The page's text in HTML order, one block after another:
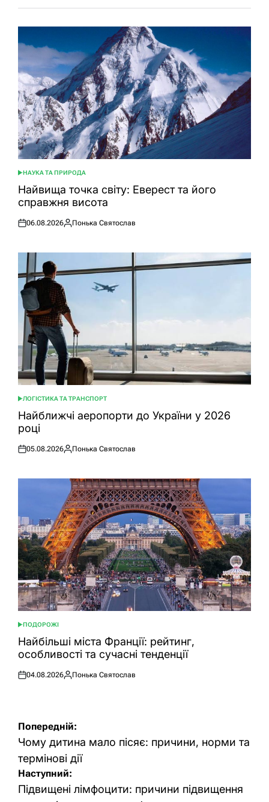
ОПУБЛІКУВАТИ
У
НАУКА ТА ПРИРОДА
Найвища точка світу: Еверест та його
справжня висота
Оприлюднено
06.08.2026
Опубліковано
Понька Святослав
ОПУБЛІКУВАТИ
У
ЛОГІСТИКА ТА ТРАНСПОРТ
Найближчі аеропорти до України у 2026
році
Оприлюднено
05.08.2026
Опубліковано
Понька Святослав
ОПУБЛІКУВАТИ
У
ПОДОРОЖІ
Найбільші міста Франції: рейтинг,
особливості та сучасні тенденції
Оприлюднено
04.08.2026
Опубліковано
Понька Святослав
Навігація
записів
Попередній:
Чому дитина мало пісяє: причини, норми та
термінові дії
Наступний:
Підвищені лімфоцити: причини підвищення